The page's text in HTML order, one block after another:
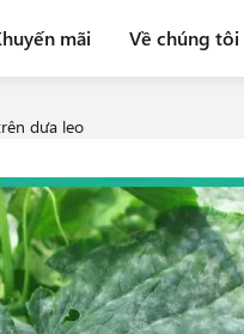
mãi Về chúng tôi
dưa leo